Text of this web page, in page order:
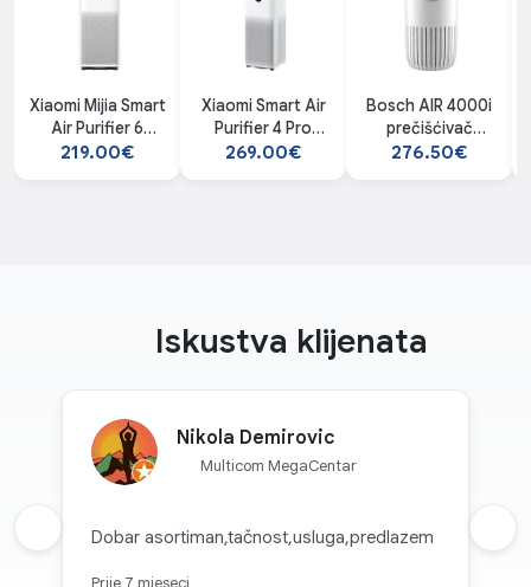
Xiaomi Mijia Smart
Air Purifier 6
prečišćivač
219.00€
Xiaomi Smart Air
Purifier 4 Pro
prečišćivač
269.00€
Bosch AIR 4000i
prečišćivač
vazduha
276.50€
Iskustva klijenata
Nikola Demirovic
Multicom MegaCentar
Dobar asortiman,tačnost,usluga,predlazem
Prethodna recenzija